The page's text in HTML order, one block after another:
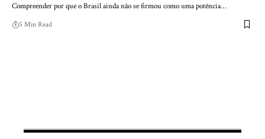
Compreender por que o Brasil ainda não se firmou como uma potência…
5 Min Read